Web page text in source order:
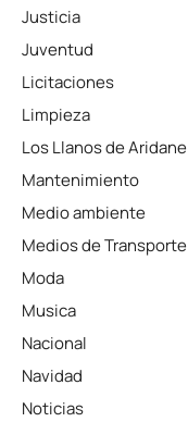
Justicia
Juventud
Licitaciones
Limpieza
Los Llanos de Aridane
Mantenimiento
Medio ambiente
Medios de Transporte
Moda
Musica
Nacional
Navidad
Noticias